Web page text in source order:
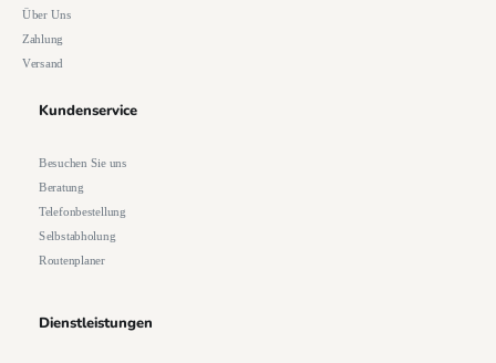
Über Uns
Zahlung
Versand
Kundenservice
Besuchen Sie uns
Beratung
Telefonbestellung
Selbstabholung
Routenplaner
Dienstleistungen